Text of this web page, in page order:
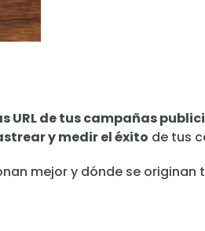
URL de tus campañas
y medir el éxito de tus
mejor y dónde se originan